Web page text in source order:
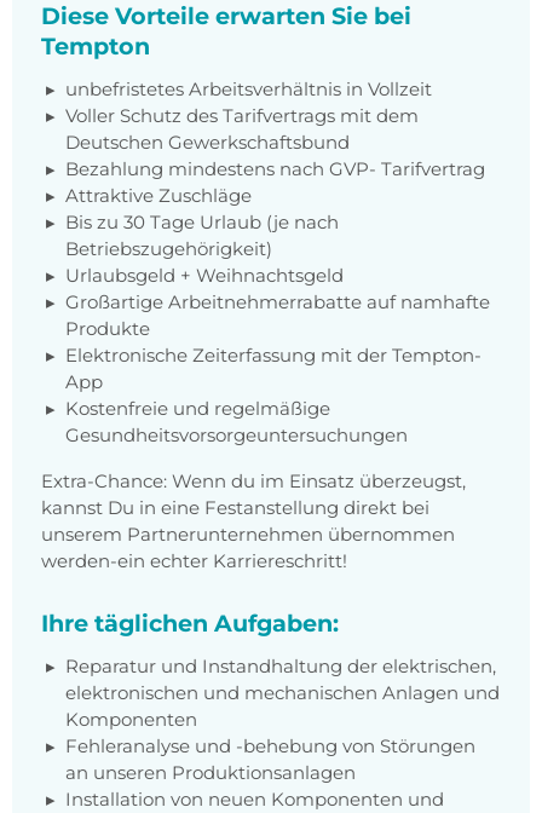
Diese Vorteile erwarten Sie bei
Tempton
unbefristetes Arbeitsverhältnis in Vollzeit
Voller Schutz des Tarifvertrags mit dem
Deutschen Gewerkschaftsbund
Bezahlung mindestens nach GVP- Tarifvertrag
Attraktive Zuschläge
Bis zu 30 Tage Urlaub (je nach
Betriebszugehörigkeit)
Urlaubsgeld + Weihnachtsgeld
Großartige Arbeitnehmerrabatte auf namhafte
Produkte
Elektronische Zeiterfassung mit der Tempton-
App
Kostenfreie und regelmäßige
Gesundheitsvorsorgeuntersuchungen
Extra-Chance: Wenn du im Einsatz überzeugst,
kannst Du in eine Festanstellung direkt bei
unserem Partnerunternehmen übernommen
werden-ein echter Karriereschritt!
Ihre täglichen Aufgaben:
Reparatur und Instandhaltung der elektrischen,
elektronischen und mechanischen Anlagen und
Komponenten
Fehleranalyse und -behebung von Störungen
an unseren Produktionsanlagen
Installation von neuen Komponenten und